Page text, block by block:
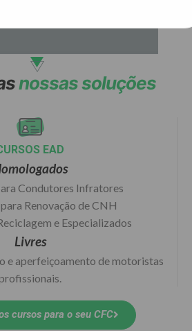
nossas soluções
EAD
Condutores Infratores
Renovação de CNH
e Especializados
Livres
e aperfeiçoamento de motoristas
profissionais.
cursos para o seu CFC